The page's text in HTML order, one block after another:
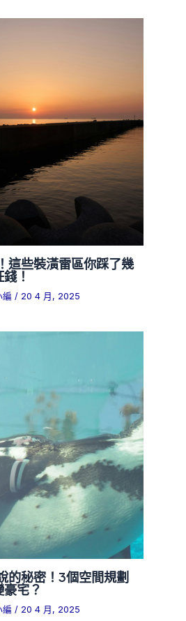
這些裝潢雷區你踩了幾
！
編 / 20 4 月, 2025
的秘密！3個空間規劃
宅？
編 / 20 4 月, 2025